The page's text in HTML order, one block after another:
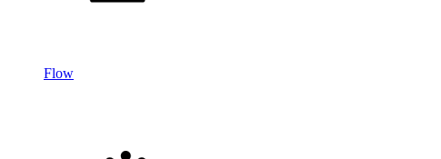
Flow